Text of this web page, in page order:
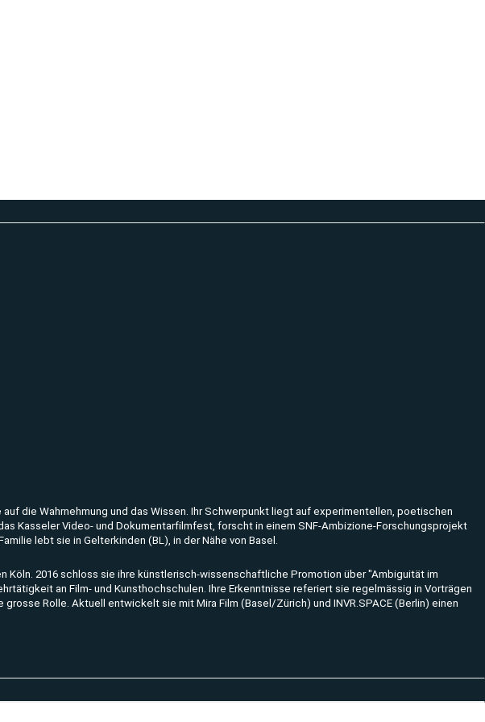
die Wahrnehmung und das Wissen. Ihr Schwerpunkt liegt auf experimentellen, poetischen
Kasseler Video- und Dokumentarfilmfest, forscht in einem SNF-Ambizione-Forschungsprojekt
lebt sie in Gelterkinden (BL), in der Nähe von Basel.
Köln. 2016 schloss sie ihre künstlerisch-wissenschaftliche Promotion über "Ambiguität im
an Film- und Kunsthochschulen. Ihre Erkenntnisse referiert sie regelmässig in Vorträgen
Rolle. Aktuell entwickelt sie mit Mira Film (Basel/Zürich) und INVR.SPACE (Berlin) einen